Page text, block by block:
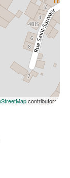
contributors